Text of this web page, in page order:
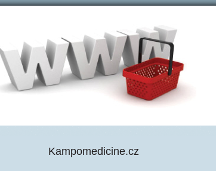
Kampomedicine.cz